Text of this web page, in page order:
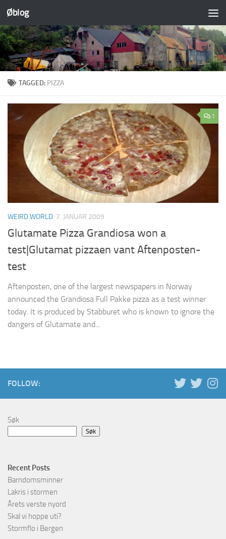
Skip to content
Øblog
TAGGED: PIZZA
1
WEIRD WORLD 7. JANUAR 2009
Glutamate Pizza Grandiosa won a
test|Glutamat pizzaen vant Aftenposten-
test
Aftenposten, one of the largest newspapers in Norway
announced the Grandiosa Full Pakke pizza as a test winner
today. It is produced by Stabburet who is known to ignore the
dangers of Glutamate and...
FOLLOW:
Søk
Søk
Recent Posts
Barndomsminner
Lakris i stormen
Årets verste nyord
Skal vi hoppe uti?
Stormflo i Bergen